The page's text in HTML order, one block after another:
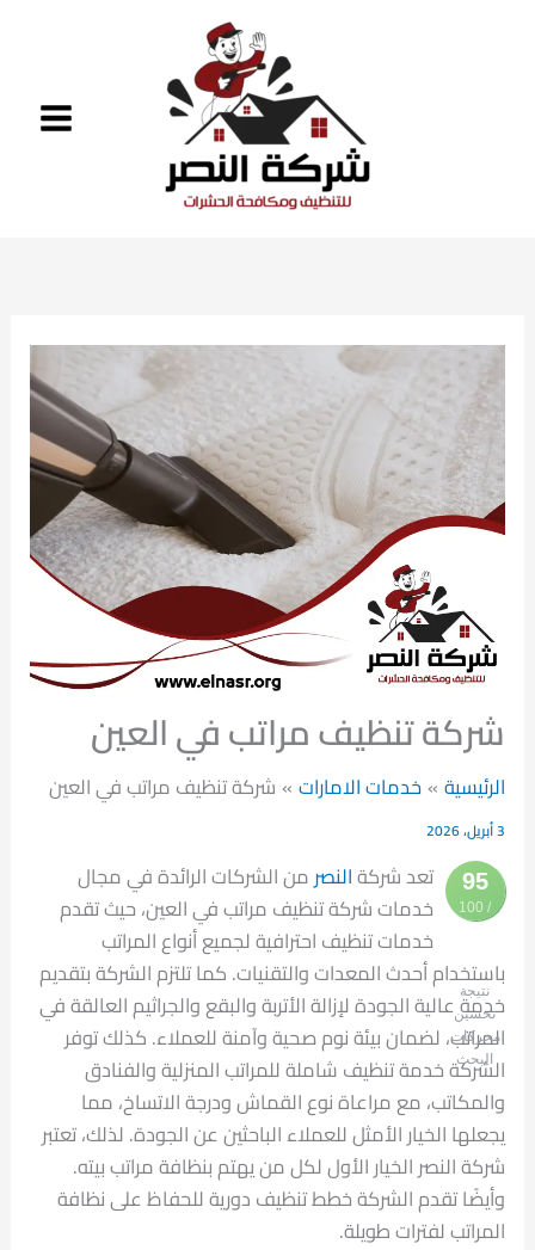
شركة تنظيف مراتب في العين
الرئيسية خدمات الامارات شركة تنظيف مراتب في العين
3 أبريل، 2026
95
/ 100
نتيجة
تحسين
محركات
البحث
تعد شركةالنصر من الشركات الرائدة في مجال
خدمات شركة تنظيف مراتب في العين، حيث تقدم
خدمات تنظيف احترافية لجميع أنواع المراتب
باستخدام أحدث المعدات والتقنيات. كما تلتزم الشركة بتقديم
خدمة عالية الجودة لإزالة الأتربة والبقع والجراثيم العالقة في
المراتب، لضمان بيئة نوم صحية وآمنة للعملاء. كذلك توفر
الشركة خدمة تنظيف شاملة للمراتب المنزلية والفنادق
والمكاتب، مع مراعاة نوع القماش ودرجة الاتساخ، مما
يجعلها الخيار الأمثل للعملاء الباحثين عن الجودة. لذلك، تعتبر
شركة النصر الخيار الأول لكل من يهتم بنظافة مراتب بيته.
وأيضًا تقدم الشركة خطط تنظيف دورية للحفاظ على نظافة
المراتب لفترات طويلة.